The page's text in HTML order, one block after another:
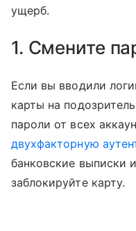
ущерб.
1. Смените
Если вы вводили
карты на
пароли от всех
двухфакторную
банковские выписки
заблокируйте карту.